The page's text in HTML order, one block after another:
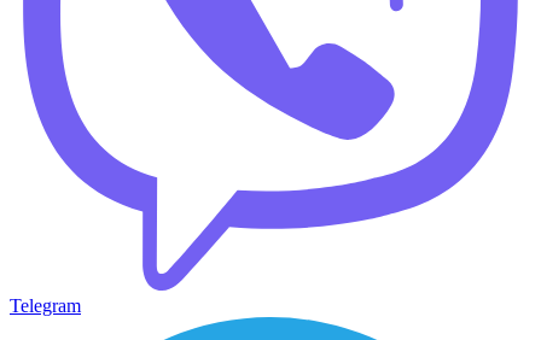
Telegram